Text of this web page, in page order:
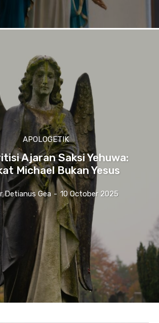
APOLOGETIK
Ajaran Saksi Yehuwa:
Michael Bukan Yesus
Detianus Gea - 10 October 2025